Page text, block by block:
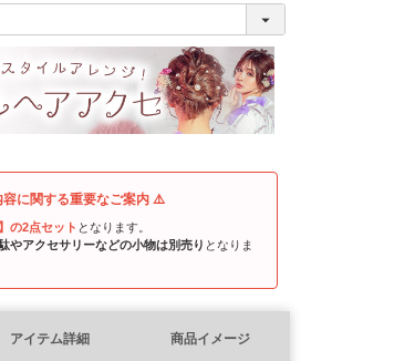
(
須
)
に関する重要なご案内 ⚠️
の2点セット となります。
やアクセサリーなどの小物は別売り となりま
アイテム詳細 商品イメージ